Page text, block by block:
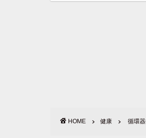
HOME 健康 循環